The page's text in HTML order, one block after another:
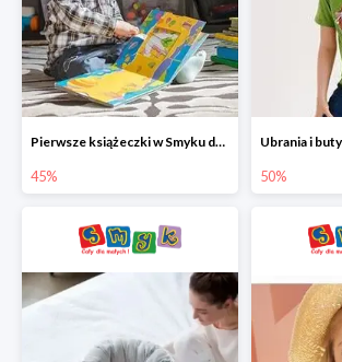
Pierwsze książeczki w Smyku do -45%
45% 50%